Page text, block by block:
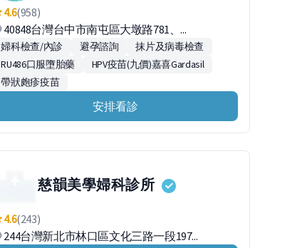
4.6(958)
40848台灣台中市南屯區大墩路781、...
婦科檢查/內診 避孕諮詢
抹片及病毒檢查
RU486口服墮胎藥
HPV疫苗(九價)嘉喜Gardasil
帶狀皰疹疫苗
安排看診
慈韻美學婦科診所
4.6(243)
244台灣新北市林口區文化三路一段197...